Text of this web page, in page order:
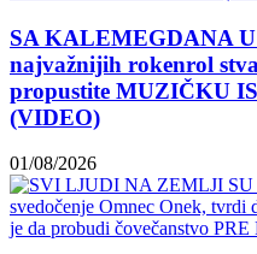
SA KALEMEGDANA
najvažnijih rokenrol
propustite MUZIČKU
(VIDEO)
01/08/2026